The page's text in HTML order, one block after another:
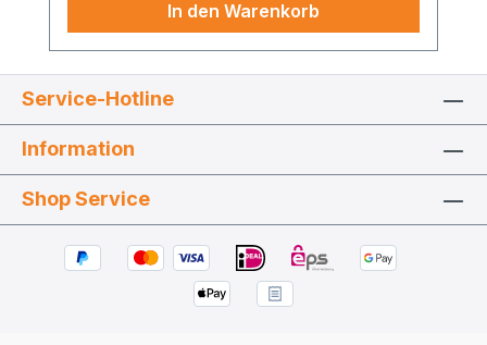
In den Warenkorb
Service-Hotline
Information
Shop Service